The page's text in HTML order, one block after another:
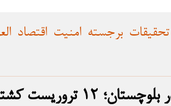
اقتصاد امنیت برجسته تحقیقات
کشته شدند